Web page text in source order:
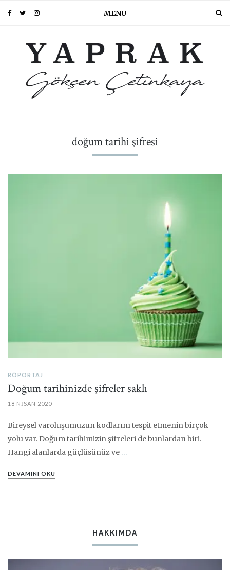
MENU
doğum tarihi şifresi
RÖPORTAJ
Doğum tarihinizde şifreler saklı
18 NISAN 2020
Bireysel varoluşumuzun kodlarını tespit etmenin birçok
yolu var. Doğum tarihimizin şifreleri de bunlardan biri.
Hangi alanlarda güçlüsünüz ve …
DEVAMINI OKU
HAKKIMDA